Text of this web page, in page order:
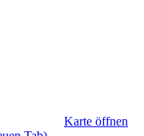
Karte öffnen